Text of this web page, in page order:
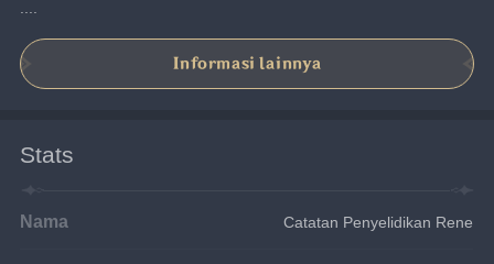
Informasi lainnya
Stats
Nama Catatan Penyelidikan Rene